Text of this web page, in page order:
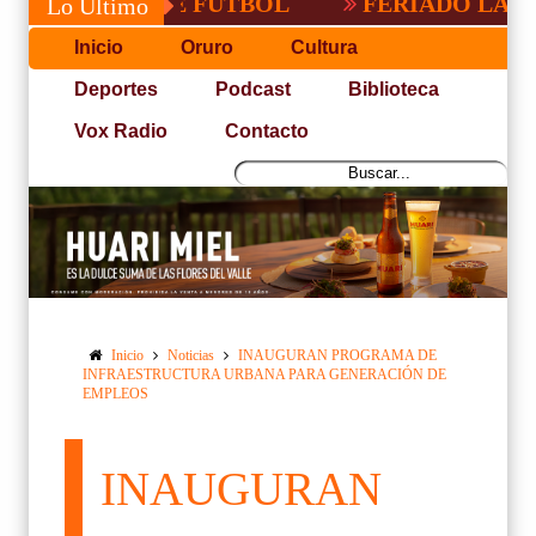
Lo Último
Inicio Oruro Cultura
Deportes Podcast Biblioteca
Vox Radio Contacto
Inicio Noticias
INAUGURAN PROGRAMA DE
INFRAESTRUCTURA URBANA PARA GENERACIÓN DE
EMPLEOS
INAUGURAN